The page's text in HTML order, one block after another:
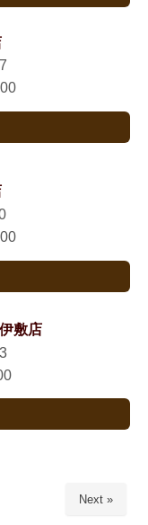
敷店
Next »